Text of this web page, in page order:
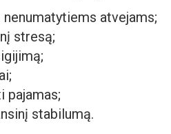
atvejams;
stresą;
pajamas;
stabilumą.